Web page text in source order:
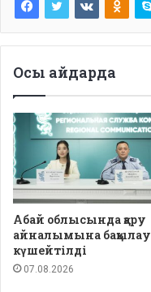
Осы айдарда
Абай облысында қару
айналымына бақылау
күшейтілді
07.08.2026